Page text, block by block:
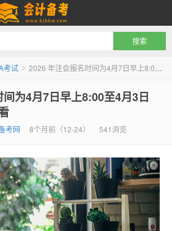
考试 > 2026 年注会报名时间为4月7日早上8:00至4月3日晚上8:00！报考必看
为4月7日早上8:00至4月3日
考网 8个月前（12-24） 541浏览